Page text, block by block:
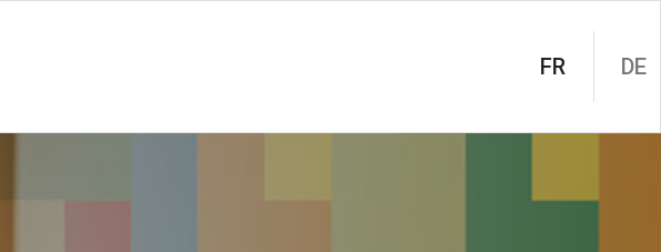
FR DE